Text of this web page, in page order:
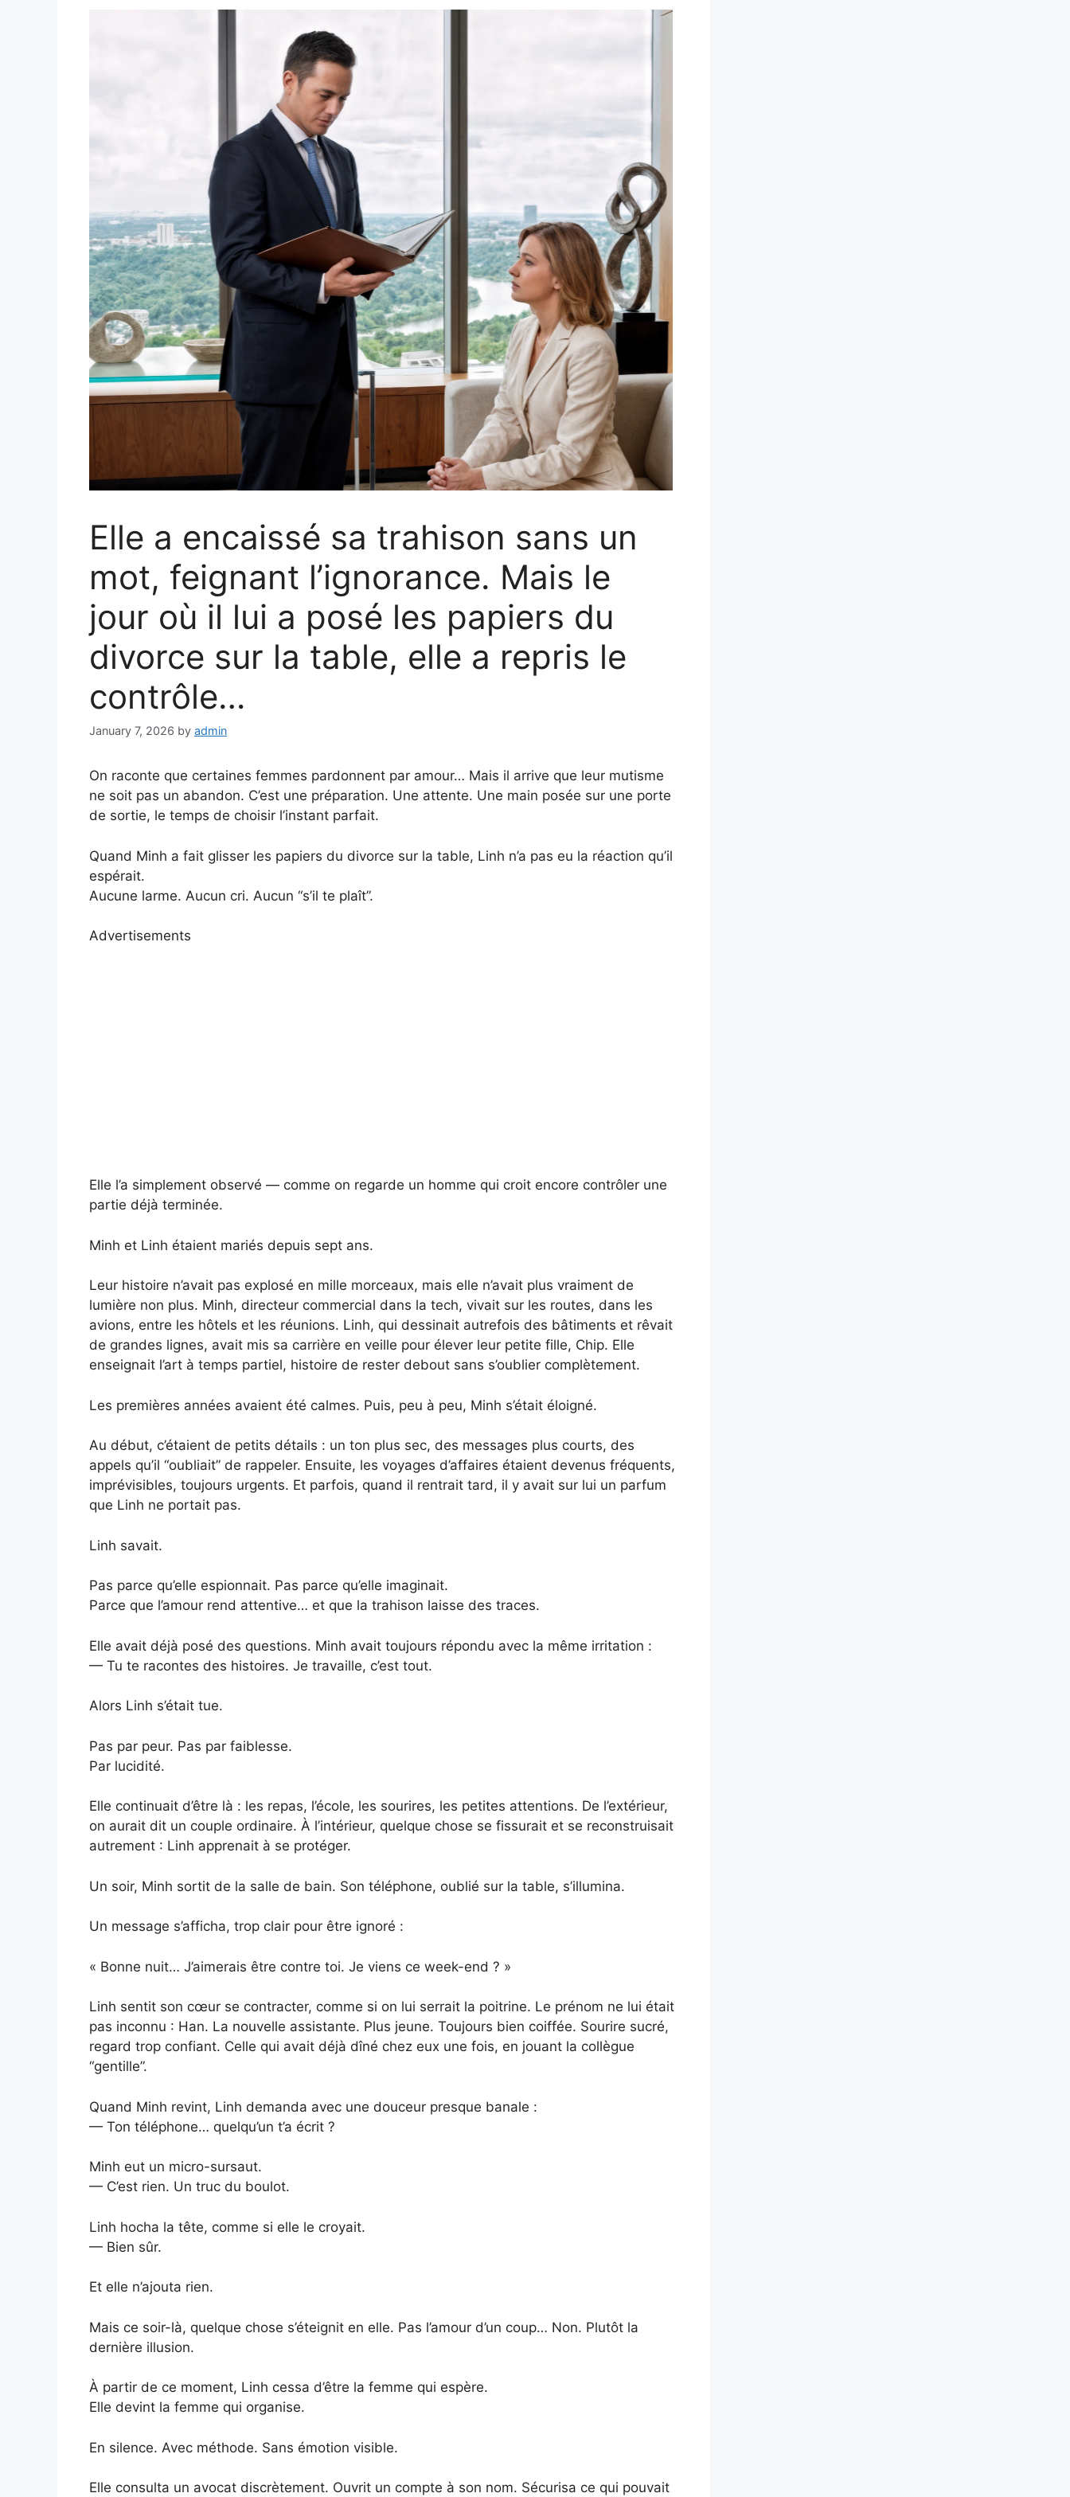
Elle a encaissé sa trahison sans un
mot, feignant l’ignorance. Mais le
jour où il lui a posé les papiers du
divorce sur la table, elle a repris le
contrôle…
January 7, 2026 by admin
On raconte que certaines femmes pardonnent par amour… Mais il arrive que leur mutisme
ne soit pas un abandon. C’est une préparation. Une attente. Une main posée sur une porte
de sortie, le temps de choisir l’instant parfait.
Quand Minh a fait glisser les papiers du divorce sur la table, Linh n’a pas eu la réaction qu’il
espérait.
Aucune larme. Aucun cri. Aucun “s’il te plaît”.
Advertisements
Elle l’a simplement observé — comme on regarde un homme qui croit encore contrôler une
partie déjà terminée.
Minh et Linh étaient mariés depuis sept ans.
Leur histoire n’avait pas explosé en mille morceaux, mais elle n’avait plus vraiment de
lumière non plus. Minh, directeur commercial dans la tech, vivait sur les routes, dans les
avions, entre les hôtels et les réunions. Linh, qui dessinait autrefois des bâtiments et rêvait
de grandes lignes, avait mis sa carrière en veille pour élever leur petite fille, Chip. Elle
enseignait l’art à temps partiel, histoire de rester debout sans s’oublier complètement.
Les premières années avaient été calmes. Puis, peu à peu, Minh s’était éloigné.
Au début, c’étaient de petits détails : un ton plus sec, des messages plus courts, des
appels qu’il “oubliait” de rappeler. Ensuite, les voyages d’affaires étaient devenus fréquents,
imprévisibles, toujours urgents. Et parfois, quand il rentrait tard, il y avait sur lui un parfum
que Linh ne portait pas.
Linh savait.
Pas parce qu’elle espionnait. Pas parce qu’elle imaginait.
Parce que l’amour rend attentive… et que la trahison laisse des traces.
Elle avait déjà posé des questions. Minh avait toujours répondu avec la même irritation :
— Tu te racontes des histoires. Je travaille, c’est tout.
Alors Linh s’était tue.
Pas par peur. Pas par faiblesse.
Par lucidité.
Elle continuait d’être là : les repas, l’école, les sourires, les petites attentions. De l’extérieur,
on aurait dit un couple ordinaire. À l’intérieur, quelque chose se fissurait et se reconstruisait
autrement : Linh apprenait à se protéger.
Un soir, Minh sortit de la salle de bain. Son téléphone, oublié sur la table, s’illumina.
Un message s’afficha, trop clair pour être ignoré :
« Bonne nuit… J’aimerais être contre toi. Je viens ce week-end ? »
Linh sentit son cœur se contracter, comme si on lui serrait la poitrine. Le prénom ne lui était
pas inconnu : Han. La nouvelle assistante. Plus jeune. Toujours bien coiffée. Sourire sucré,
regard trop confiant. Celle qui avait déjà dîné chez eux une fois, en jouant la collègue
“gentille”.
Quand Minh revint, Linh demanda avec une douceur presque banale :
— Ton téléphone… quelqu’un t’a écrit ?
Minh eut un micro-sursaut.
— C’est rien. Un truc du boulot.
Linh hocha la tête, comme si elle le croyait.
— Bien sûr.
Et elle n’ajouta rien.
Mais ce soir-là, quelque chose s’éteignit en elle. Pas l’amour d’un coup… Non. Plutôt la
dernière illusion.
À partir de ce moment, Linh cessa d’être la femme qui espère.
Elle devint la femme qui organise.
En silence. Avec méthode. Sans émotion visible.
Elle consulta un avocat discrètement. Ouvrit un compte à son nom. Sécurisa ce qui pouvait